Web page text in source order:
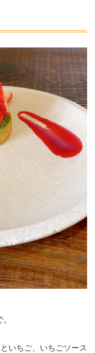
いちご、いちごソース